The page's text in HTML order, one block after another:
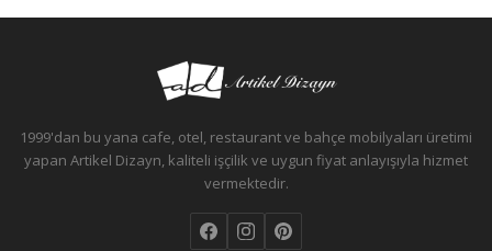
1999'dan bu yana cafe, otel, restaurant ve bahçe mobilyaları üretimi
yapan Artikel Dizayn, kaliteli işçilik ve uygun fiyat anlayışıyla hizmet
vermektedir.